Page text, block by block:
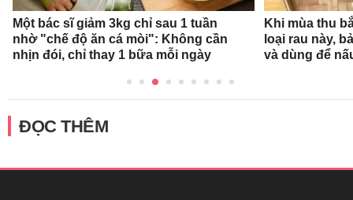
Một bác sĩ giảm 3kg chỉ sau 1 tuần
nhờ "chế độ ăn cá mòi": Không cần
nhịn đói, chỉ thay 1 bữa mỗi ngày
Khi mùa thu
loại rau này,
và dùng để
ĐỌC THÊM